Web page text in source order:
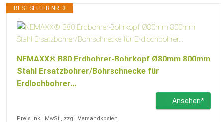
BESTSELLER NR. 3
NEMAXX® B80 Erdbohrer-Bohrkopf Ø80mm 800mm
Stahl Ersatzbohrer/Bohrschnecke für
Erdlochbohrer...
Ansehen*
Preis inkl. MwSt., zzgl. Versandkosten